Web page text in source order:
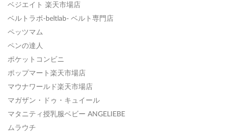
ベジエイト 楽天市場店
ベルトラボ-beltlab- ベルト専門店
ペッツマム
ペンの達人
ポケットコンビニ
ポップマート楽天市場店
マウナワールド楽天市場店
マガザン・ドゥ・キュイール
マタニティ授乳服ベビー ANGELIEBE
ムラウチ